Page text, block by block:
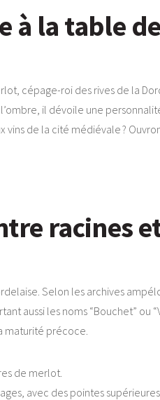
à la table
cépage-roi des rives de la
il dévoile une
de la cité médiévale ?
racines
Selon les archives
aussi les noms “Bouchet” ou
maturité précoce.
de merlot.
avec des pointes